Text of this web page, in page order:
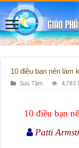
10 điều bạn nên làm
Sưu Tầm 4,783
10 điều bạn
Patti